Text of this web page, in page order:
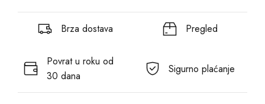
Brza dostava Pregled
Povrat u roku od
30 dana
Sigurno plaćanje